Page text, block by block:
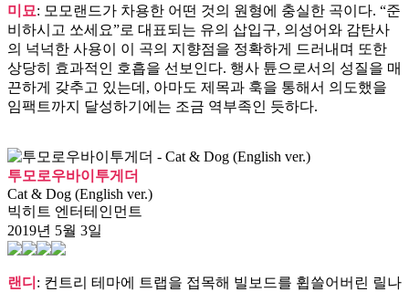
미묘: 모모랜드가 차용한 어떤 것의 원형에 충실한 곡이다. “준
비하시고 쏘세요”로 대표되는 유의 삽입구, 의성어와 감탄사
의 넉넉한 사용이 이 곡의 지향점을 정확하게 드러내며 또한
상당히 효과적인 호흡을 선보인다. 행사 튠으로서의 성질을 매
끈하게 갖추고 있는데, 아마도 제목과 훅을 통해서 의도했을
임팩트까지 달성하기에는 조금 역부족인 듯하다.
투모로우바이투게더
Cat & Dog (English ver.)
빅히트 엔터테인먼트
2019년 5월 3일
랜디 : 컨트리 테마에 트랩을 접목해 빌보드를 휩쓸어버린 릴나